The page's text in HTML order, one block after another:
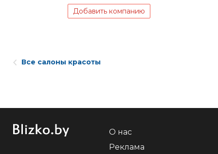
Добавить компанию
Все салоны красоты
О нас
Реклама